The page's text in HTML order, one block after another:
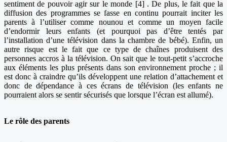
sentiment de pouvoir agir sur le monde [4] . De plus, le fait que la
diffusion des programmes se fasse en continu pourrait inciter les
parents à l’utiliser comme nounou et comme un moyen facile
d’endormir leurs enfants (et pourquoi pas d’être tentés par
l’installation d’une télévision dans la chambre de bébé). Enfin, un
autre risque est le fait que ce type de chaînes produisent des
personnes accros à la télévision. On sait que le tout-petit s’accroche
aux éléments les plus présents dans son environnement proche ; il
est donc à craindre qu’ils développent une relation d’attachement et
donc de dépendance à ces écrans de télévision (les enfants ne
pourraient alors se sentir sécurisés que lorsque l’écran est allumé).
Le rôle des parents